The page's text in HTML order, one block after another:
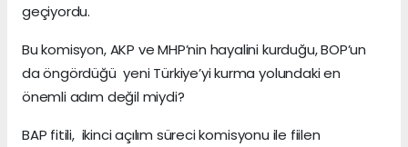
geçiyordu.
Bu komisyon, AKP ve MHP’nin hayalini kurduğu, BOP’un
da öngördüğü yeni Türkiye’yi kurma yolundaki en
önemli adım değil miydi?
BAP fitili, ikinci açılım süreci komisyonu ile fiilen